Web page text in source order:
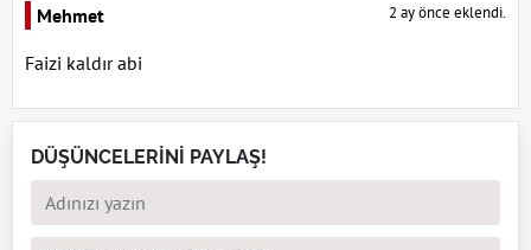
Mehmet 2 ay önce eklendi.
Faizi kaldır abi
DÜŞÜNCELERİNİ PAYLAŞ!